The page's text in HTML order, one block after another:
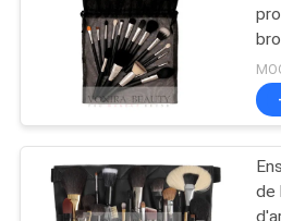
QUALITÉ
DU
SITE
de
de